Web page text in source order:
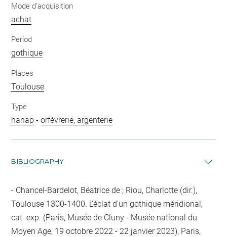
Mode d'acquisition
achat
Period
gothique
Places
Toulouse
Type
hanap -orfèvrerie, argenterie
BIBLIOGRAPHY
Chancel-Bardelot, Béatrice de ; Riou, Charlotte (dir.),
Toulouse 1300-1400. L'éclat d'un gothique méridional,
cat. exp. (Paris, Musée de Cluny - Musée national du
Moyen Age, 19 octobre 2022 - 22 janvier 2023), Paris,